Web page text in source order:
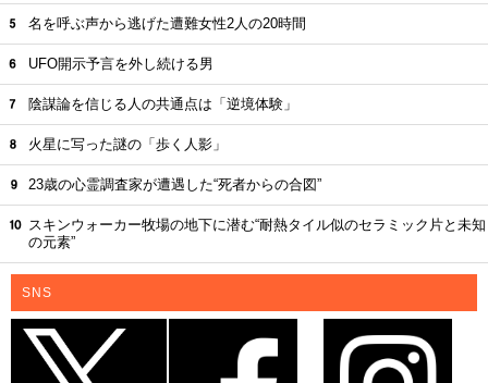
名を呼ぶ声から逃げた遭難女性2人の20時間
UFO開示予言を外し続ける男
陰謀論を信じる人の共通点は「逆境体験」
火星に写った謎の「歩く人影」
23歳の心霊調査家が遭遇した“死者からの合図”
スキンウォーカー牧場の地下に潜む“耐熱タイル似のセラミック片と未知
の元素”
SNS